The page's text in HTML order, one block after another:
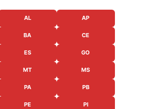
AL AP
BA CE
ES GO
MT MS
PA PB
PE PI